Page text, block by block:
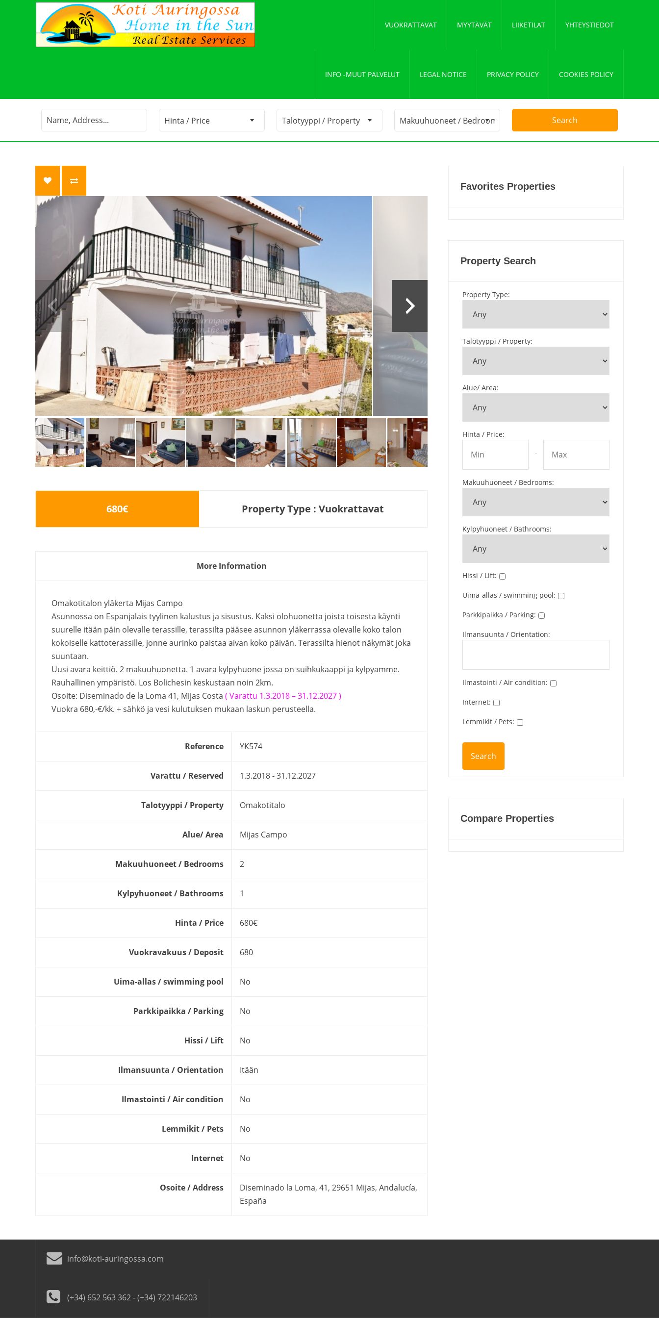
VUOKRATTAVAT MYYTÄVÄT LIIKETILAT YHTEYSTIEDOT
INFO -MUUT PALVELUT LEGAL NOTICE PRIVACY POLICY COOKIES POLICY
680€ Property Type : Vuokrattavat
More Information
Omakotitalon yläkerta Mijas Campo
Asunnossa on Espanjalais tyylinen kalustus ja sisustus. Kaksi olohuonetta joista toisesta käynti
suurelle itään päin olevalle terassille, terassilta pääsee asunnon yläkerrassa olevalle koko talon
kokoiselle kattoterassille, jonne aurinko paistaa aivan koko päivän. Terassilta hienot näkymät joka
suuntaan.
Uusi avara keittiö. 2 makuuhuonetta. 1 avara kylpyhuone jossa on suihkukaappi ja kylpyamme.
Rauhallinen ympäristö. Los Bolichesin keskustaan noin 2km.
Osoite: Diseminado de la Loma 41, Mijas Costa ( Varattu 1.3.2018 – 31.12.2027 )
Vuokra 680,-€/kk. + sähkö ja vesi kulutuksen mukaan laskun perusteella.
Reference YK574
Varattu / Reserved 1.3.2018 - 31.12.2027
Talotyyppi / Property Omakotitalo
Alue/ Area Mijas Campo
Makuuhuoneet / Bedrooms 2
Kylpyhuoneet / Bathrooms 1
Hinta / Price 680€
Vuokravakuus / Deposit 680
Uima-allas / swimming pool No
Parkkipaikka / Parking No
Hissi / Lift No
Ilmansuunta / Orientation Itään
Ilmastointi / Air condition No
Lemmikit / Pets No
Internet No
Osoite / Address
Diseminado la Loma, 41, 29651 Mijas, Andalucía,
España
Favorites Properties
Property Search
Property Type:
Talotyyppi / Property:
Alue/ Area:
Hinta / Price:
-
Makuuhuoneet / Bedrooms:
Kylpyhuoneet / Bathrooms:
Hissi / Lift:
Uima-allas / swimming pool:
Parkkipaikka / Parking:
Ilmansuunta / Orientation:
Ilmastointi / Air condition:
Internet:
Lemmikit / Pets:
Compare Properties
info@koti-auringossa.com
(+34) 652 563 362 - (+34) 722146203